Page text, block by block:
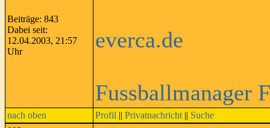
Beiträge: 843
Dabei seit:
12.04.2003, 21:57
Uhr
everca.de
Fussballmanager
nach oben Profil || Privatnachricht || Suche